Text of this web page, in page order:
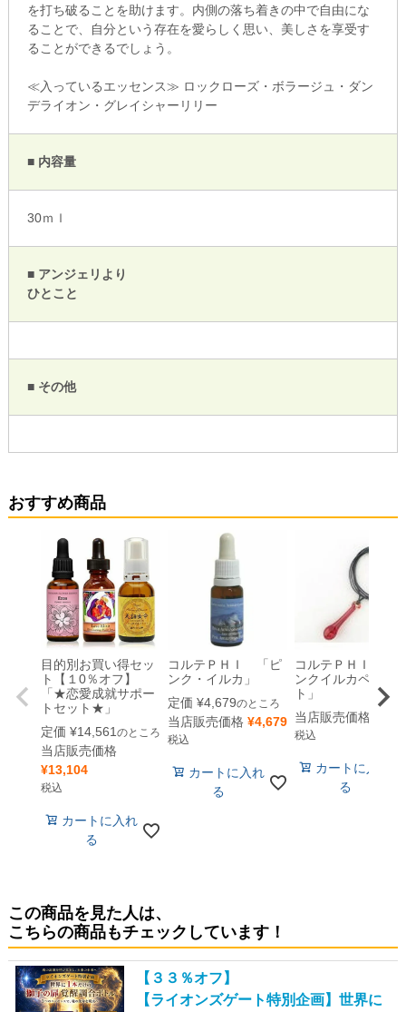
を打ち破ることを助けます。内側の落ち着きの中で自由にな
ることで、自分という存在を愛らしく思い、美しさを享受す
ることができるでしょう。
≪入っているエッセンス≫ ロックローズ・ボラージュ・ダン
デライオン・グレイシャーリリー
■ 内容量
30ｍｌ
■ アンジェリより
ひとこと
■ その他
おすすめ商品
目的別お買い得セッ
ト【１0％オフ】
「★恋愛成就サポー
トセット★」
定価 ¥14,561のところ
当店販売価格
¥13,104
税込
カートに入れ
る
コルテＰＨＩ 「ピ
ンク・イルカ」
定価 ¥4,679のところ
当店販売価格 ¥4,679
税込
カートに入れ
る
コルテＰＨＩ 「
ンクイルカペンダ
ト」
当店販売価格
税込
カートに入れ
る
この商品を見た人は、
こちらの商品もチェックしています！
【３３％オフ】
【ライオンズゲート特別企画】世界に